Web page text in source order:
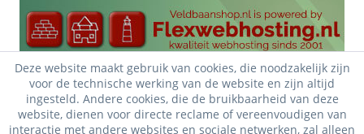
Deze website maakt gebruik van cookies, die noodzakelijk zijn
voor de technische werking van de website en zijn altijd
ingesteld. Andere cookies, die de bruikbaarheid van deze
website, dienen voor directe reclame of vereenvoudigen van
interactie met andere websites en sociale netwerken, zal alleen